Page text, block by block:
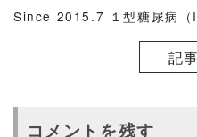
Since 2015.7 １型糖尿病（
記
コメントを残す